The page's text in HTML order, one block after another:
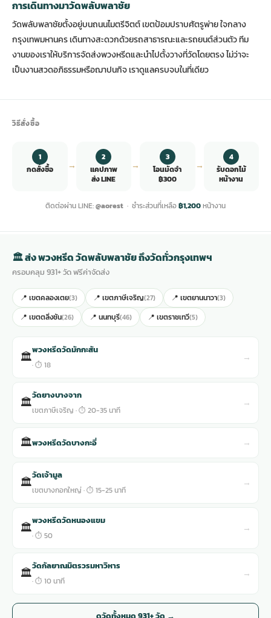
การเดินทางมาวัดพลับพลาชัย
วัดพลับพลาชัยตั้งอยู่บนถนนไมตรีจิตต์ เขตป้อมปราบศัตรูพ่าย ใจกลาง
กรุงเทพมหานคร เดินทางสะดวกด้วยรถสาธารณะและรถยนต์ส่วนตัว ทีม
งานของเราให้บริการจัดส่งพวงหรีดและนำไปตั้งวางที่วัดโดยตรง ไม่ว่าจะ
เป็นงานสวดอภิธรรมหรือฌาปนกิจ เราดูแลครบจบในที่เดียว
วิธีสั่งซื้อ
1
กดสั่งซื้อ
→
2
แคปภาพ
ส่ง LINE
→
3
โอนมัดจำ
฿300
→
4
รับดอกไม้
หน้างาน
ติดต่อผ่าน LINE:@aorest · ชำระส่วนที่เหลือ฿1,200หน้างาน
🏛 ส่ง พวงหรีด วัดพลับพลาชัย ถึงวัดทั่วกรุงเทพฯ
ครอบคลุม 931+ วัด ฟรีค่าจัดส่ง
📍 เขตคลองเตย(3) 📍 เขตภาษีเจริญ(27) 📍 เขตยานนาวา(3)
📍 เขตตลิ่งชัน(26) 📍 นนทบุรี(46) 📍 เขตราชเทวี(5)
🏛พวงหรีดวัดมักกะสัน
· ⏱ 18
→
🏛วัดยางบางจาก
เขตภาษีเจริญ · ⏱ 20-35 นาที
→
🏛พวงหรีดวัดบางกะอี่ →
🏛วัดเจ้ามูล
เขตบางกอกใหญ่ · ⏱ 15-25 นาที
→
🏛พวงหรีดวัดหนองแขม
· ⏱ 50
→
🏛วัดกัลยาณมิตรวรมหาวิหาร
· ⏱ 10 นาที
→